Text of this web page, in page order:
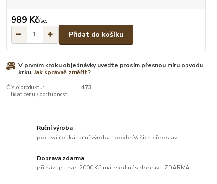
989 Kč/set
Přidat do košíku
V prvním kroku objednávky uveďte prosím přesnou míru obvodu
krku.Jak správně změřit?
Číslo produktu:
473
Hlídat cenu / dostupnost
Ruční výroba
poctivá česká ruční výroba i podle Vašich představ
Doprava zdarma
při nákupu nad 2000 Kč máte od nás dopravu ZDARMA